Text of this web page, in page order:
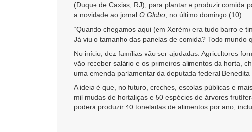
(Duque de Caxias, RJ), para plantar e produzir comida
a novidade ao jornal O Globo , no último domingo (10).
“Quando chegamos aqui (em Xerém) era tudo barro e
Já viu o tamanho das panelas de comida? Todo mundo
No início, dez famílias vão ser ajudadas. Agricultores
vão receber salário e os primeiros alimentos da horta,
uma emenda parlamentar da deputada federal Benedita
A ideia é que, no futuro, creches, escolas públicas e
mil mudas de hortaliças e 50 espécies de árvores
poderá produzir 40 toneladas de alimentos por ano,